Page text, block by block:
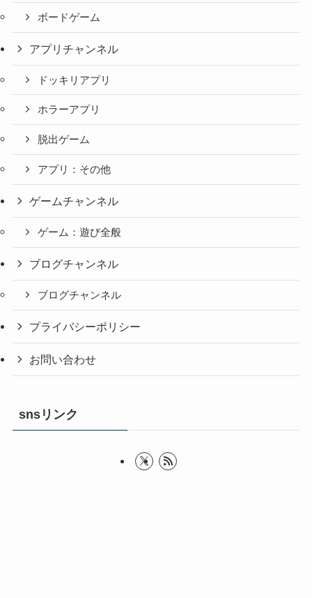
ボードゲーム
アプリチャンネル
ドッキリアプリ
ホラーアプリ
脱出ゲーム
アプリ：その他
ゲームチャンネル
ゲーム：遊び全般
ブログチャンネル
ブログチャンネル
プライバシーポリシー
お問い合わせ
snsリンク